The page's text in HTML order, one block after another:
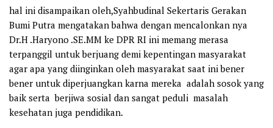
hal ini disampaikan oleh,Syahbudinal Sekertaris Gerakan
Bumi Putra mengatakan bahwa dengan mencalonkan nya
Dr.H .Haryono .SE.MM ke DPR RI ini memang merasa
terpanggil untuk berjuang demi kepentingan masyarakat
agar apa yang diinginkan oleh masyarakat saat ini bener
bener untuk diperjuangkan karna mereka adalah sosok yang
baik serta berjiwa sosial dan sangat peduli masalah
kesehatan juga pendidikan.